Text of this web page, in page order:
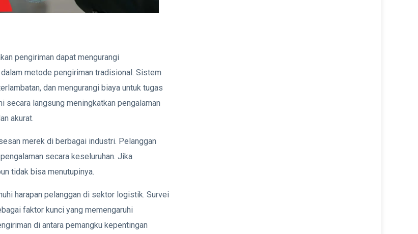
pengiriman dapat mengurangi
metode pengiriman tradisional. Sistem
dan mengurangi biaya untuk tugas
secara langsung meningkatkan pengalaman
akurat.
merek di berbagai industri. Pelanggan
secara keseluruhan. Jika
tidak bisa menutupinya.
harapan pelanggan di sektor logistik. Survei
faktor kunci yang memengaruhi
di antara pemangku kepentingan